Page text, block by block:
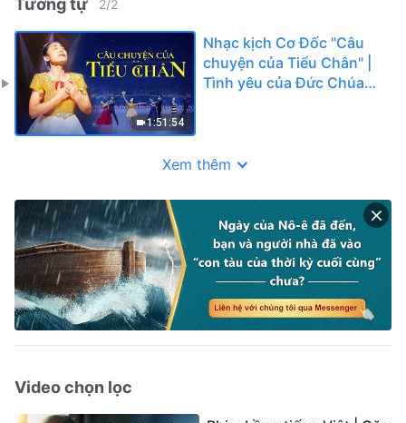
2/2
1:51:54
Nhạc kịch Cơ Đốc "Câu
chuyện của Tiểu Chân" |
Tình yêu của Đức Chúa
Xem thêm
Video chọn lọc